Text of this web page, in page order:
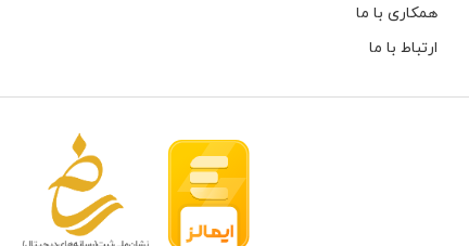
همکاری با ما
ارتباط با ما